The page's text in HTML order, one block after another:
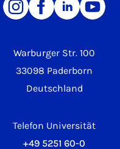
Warburger Str. 100
33098 Paderborn
Deutschland
Telefon Universität
+49 5251 60-0